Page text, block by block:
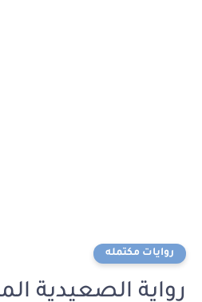
روايات مكتمله
رواية الصعيدية